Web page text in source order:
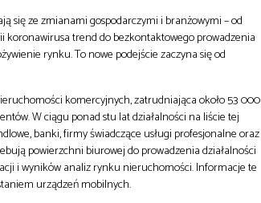
ze zmianami gospodarczymi i branżowymi – od
koronawirusa trend do bezkontaktowego prowadzenia
rynku. To nowe podejście zaczyna się od
komercyjnych, zatrudniająca około 53 000
W ciągu ponad stu lat działalności na liście tej
banki, firmy świadczące usługi profesjonalne oraz
powierzchni biurowej do prowadzenia działalności
i wyników analiz rynku nieruchomości. Informacje te
urządzeń mobilnych.